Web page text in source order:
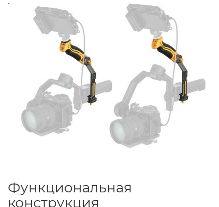
Эргономичная конструкция позволяет регулировать
наклон ручке, а несколько точек крепления создают
дополнительное место для установки аксессуаров.
Функциональная
конструкция